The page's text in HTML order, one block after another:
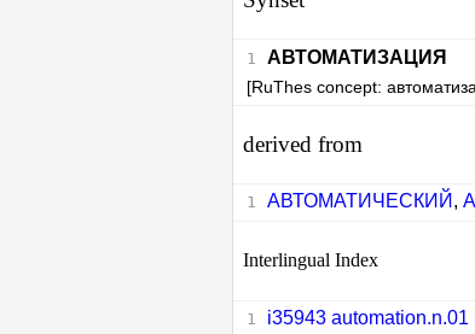
АВТОМАТИЗАЦИЯ
[RuThes concept:
derived from
АВТОМАТИЧЕСКИЙ ,
Interlingual Index
i35943